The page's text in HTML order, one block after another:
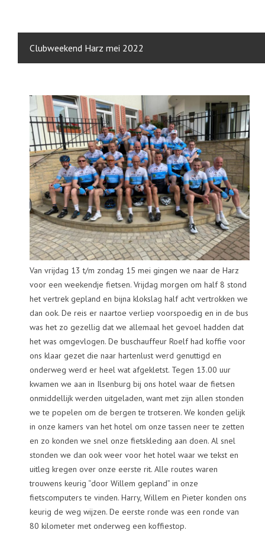
Clubweekend Harz mei 2022
Van vrijdag 13 t/m zondag 15 mei gingen we naar de Harz
voor een weekendje fietsen. Vrijdag morgen om half 8 stond
het vertrek gepland en bijna klokslag half acht vertrokken we
dan ook. De reis er naartoe verliep voorspoedig en in de bus
was het zo gezellig dat we allemaal het gevoel hadden dat
het was omgevlogen. De buschauffeur Roelf had koffie voor
ons klaar gezet die naar hartenlust werd genuttigd en
onderweg werd er heel wat afgekletst. Tegen 13.00 uur
kwamen we aan in Ilsenburg bij ons hotel waar de fietsen
onmiddellijk werden uitgeladen, want met zijn allen stonden
we te popelen om de bergen te trotseren. We konden gelijk
in onze kamers van het hotel om onze tassen neer te zetten
en zo konden we snel onze fietskleding aan doen. Al snel
stonden we dan ook weer voor het hotel waar we tekst en
uitleg kregen over onze eerste rit. Alle routes waren
trouwens keurig “door Willem gepland” in onze
fietscomputers te vinden. Harry, Willem en Pieter konden ons
keurig de weg wijzen. De eerste ronde was een ronde van
80 kilometer met onderweg een koffiestop.